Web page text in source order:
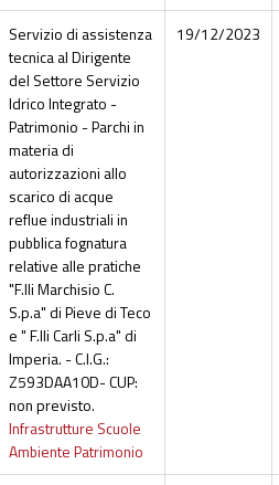
Servizio di assistenza
tecnica al Dirigente
del Settore Servizio
Idrico Integrato -
Patrimonio - Parchi in
materia di
autorizzazioni allo
scarico di acque
reflue industriali in
pubblica fognatura
relative alle pratiche
"F.lli Marchisio C.
S.p.a" di Pieve di Teco
e " F.lli Carli S.p.a" di
Imperia. - C.I.G.:
Z593DAA10D- CUP:
non previsto.
Infrastrutture Scuole
Ambiente Patrimonio
19/12/2023